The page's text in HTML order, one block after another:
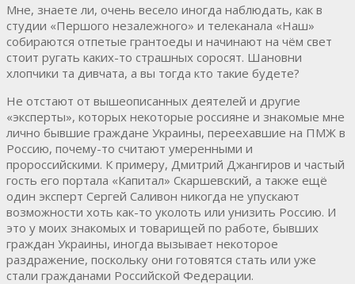
Мне, знаете ли, очень весело иногда наблюдать, как в
студии «Першого незалежного» и телеканала «Наш»
собираются отпетые грантоеды и начинают на чём свет
стоит ругать каких-то страшных соросят. Шановни
хлопчики та дивчата, а вы тогда кто такие будете?
Не отстают от вышеописанных деятелей и другие
«эксперты», которых некоторые россияне и знакомые мне
лично бывшие граждане Украины, переехавшие на ПМЖ в
Россию, почему-то считают умеренными и
пророссийскими. К примеру, Дмитрий Джангиров и частый
гость его портала «Капитал» Скаршевский, а также ещё
один эксперт Сергей Саливон никогда не упускают
возможности хоть как-то уколоть или унизить Россию. И
это у моих знакомых и товарищей по работе, бывших
граждан Украины, иногда вызывает некоторое
раздражение, поскольку они готовятся стать или уже
стали гражданами Российской Федерации.